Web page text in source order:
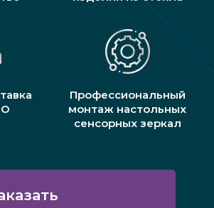
Профессиональный
монтаж настольных
сенсорных зеркал